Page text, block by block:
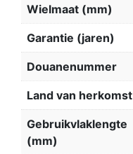
Wielmaat (mm)
Garantie (jaren)
Douanenummer
Land van herkomst
Gebruikvlaklengte
(mm)